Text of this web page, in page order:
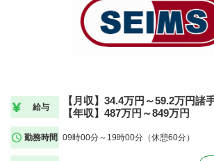
給与
【月収】34.4万円～59.2万円諸
【年収】487万円～849万円
勤務時間 09時00分～19時00分（休憩60分）